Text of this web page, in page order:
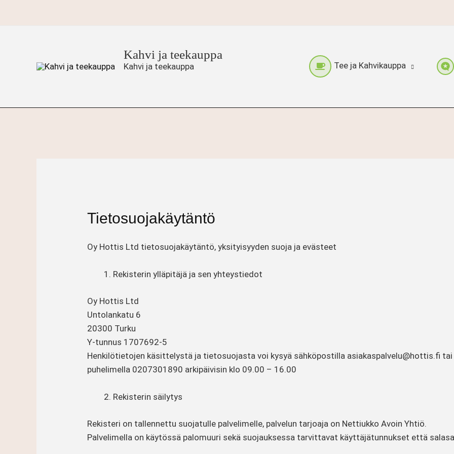
Kahvi ja teekauppa
Kahvi ja teekauppa Tee ja Kahvikauppa
Tietosuojakäytäntö
Oy Hottis Ltd tietosuojakäytäntö, yksityisyyden suoja ja evästeet
Rekisterin ylläpitäjä ja sen yhteystiedot
Oy Hottis Ltd
Untolankatu 6
20300 Turku
Y-tunnus 1707692-5
Henkilötietojen käsittelystä ja tietosuojasta voi kysyä sähköpostilla asiakaspalvelu@hottis.fi tai
puhelimella 0207301890 arkipäivisin klo 09.00 – 16.00
Rekisterin säilytys
Rekisteri on tallennettu suojatulle palvelimelle, palvelun tarjoaja on Nettiukko Avoin Yhtiö.
Palvelimella on käytössä palomuuri sekä suojauksessa tarvittavat käyttäjätunnukset että